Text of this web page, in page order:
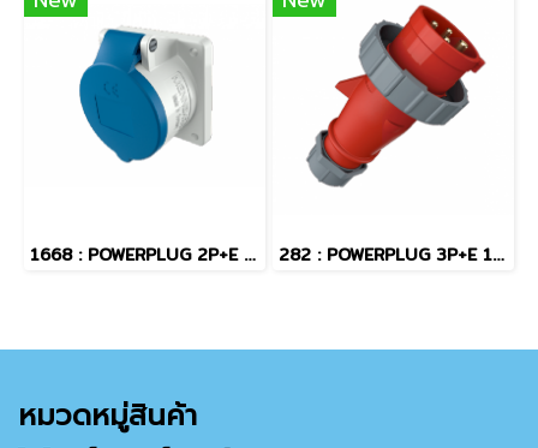
1668 : POWERPLUG 2P+E 16A230Vเมียฝัง(IP44) 282 : POWERPLUG 3P+E 16A400Vผู้(IP67)
หมวดหมู่สินค้า